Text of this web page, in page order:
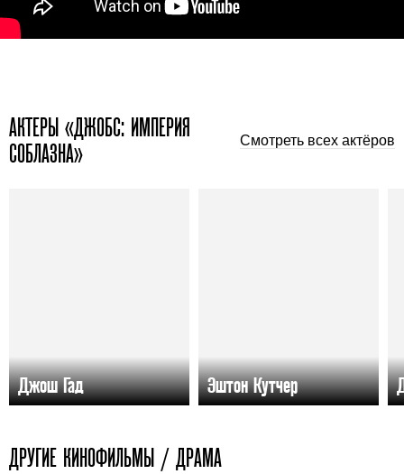
АКТЕРЫ «ДЖОБС: ИМПЕРИЯ
СОБЛАЗНА»
Смотреть всех актёров
Джош Гад Эштон Кутчер
ДРУГИЕ КИНОФИЛЬМЫ / ДРАМА